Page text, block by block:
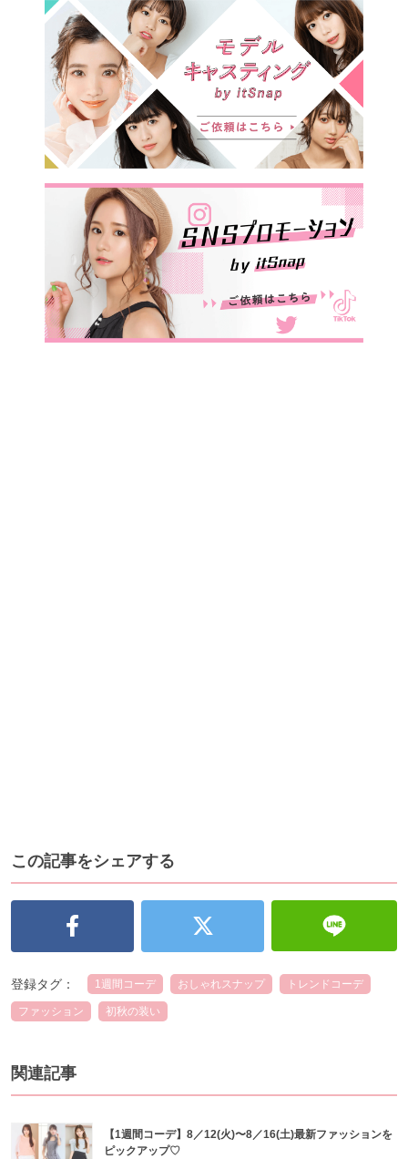
この記事をシェアする
登録タグ： 1週間コーデ おしゃれスナップ トレンドコーデ
ファッション 初秋の装い
関連記事
【1週間コーデ】8／12(火)〜8／16(土)最新ファッションを
ピックアップ♡